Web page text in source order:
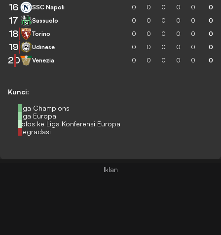
Kunci:
Liga Champions
Liga Europa
Lolos ke Liga Konferensi Europa
Degradasi
16 SSC Napoli 0 0 0 0 0 0
17 Sassuolo 0 0 0 0 0 0
18 Torino 0 0 0 0 0 0
19 Udinese 0 0 0 0 0 0
20 Venezia 0 0 0 0 0 0